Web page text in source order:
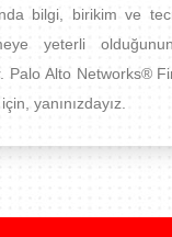
bilgi, birikim ve
yeterli olduğunun
Palo Alto Networks®
yanınızdayız.